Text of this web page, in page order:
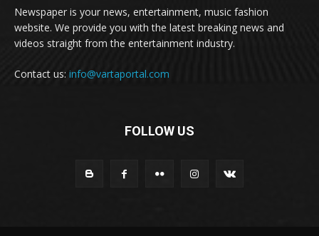
Newspaper is your news, entertainment, music fashion
website. We provide you with the latest breaking news and
videos straight from the entertainment industry.
Contact us: info@vartaportal.com
FOLLOW US